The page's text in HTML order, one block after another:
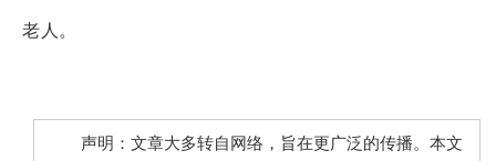
老人。
声明：文章大多转自网络，旨在更广泛的传播。本文